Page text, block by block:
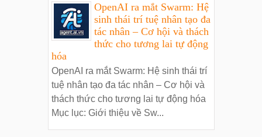
OpenAI ra mắt Swarm: Hệ
sinh thái trí tuệ nhân tạo đa
tác nhân – Cơ hội và thách
thức cho tương lai tự động
hóa
OpenAI ra mắt Swarm: Hệ sinh thái trí
tuệ nhân tạo đa tác nhân – Cơ hội và
thách thức cho tương lai tự động hóa
Mục lục: Giới thiệu về Sw...